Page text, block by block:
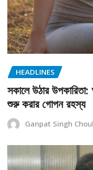
HEADLINES
সকালে উঠার
শুরু করার গোপন রহস্য
Ganpat Singh